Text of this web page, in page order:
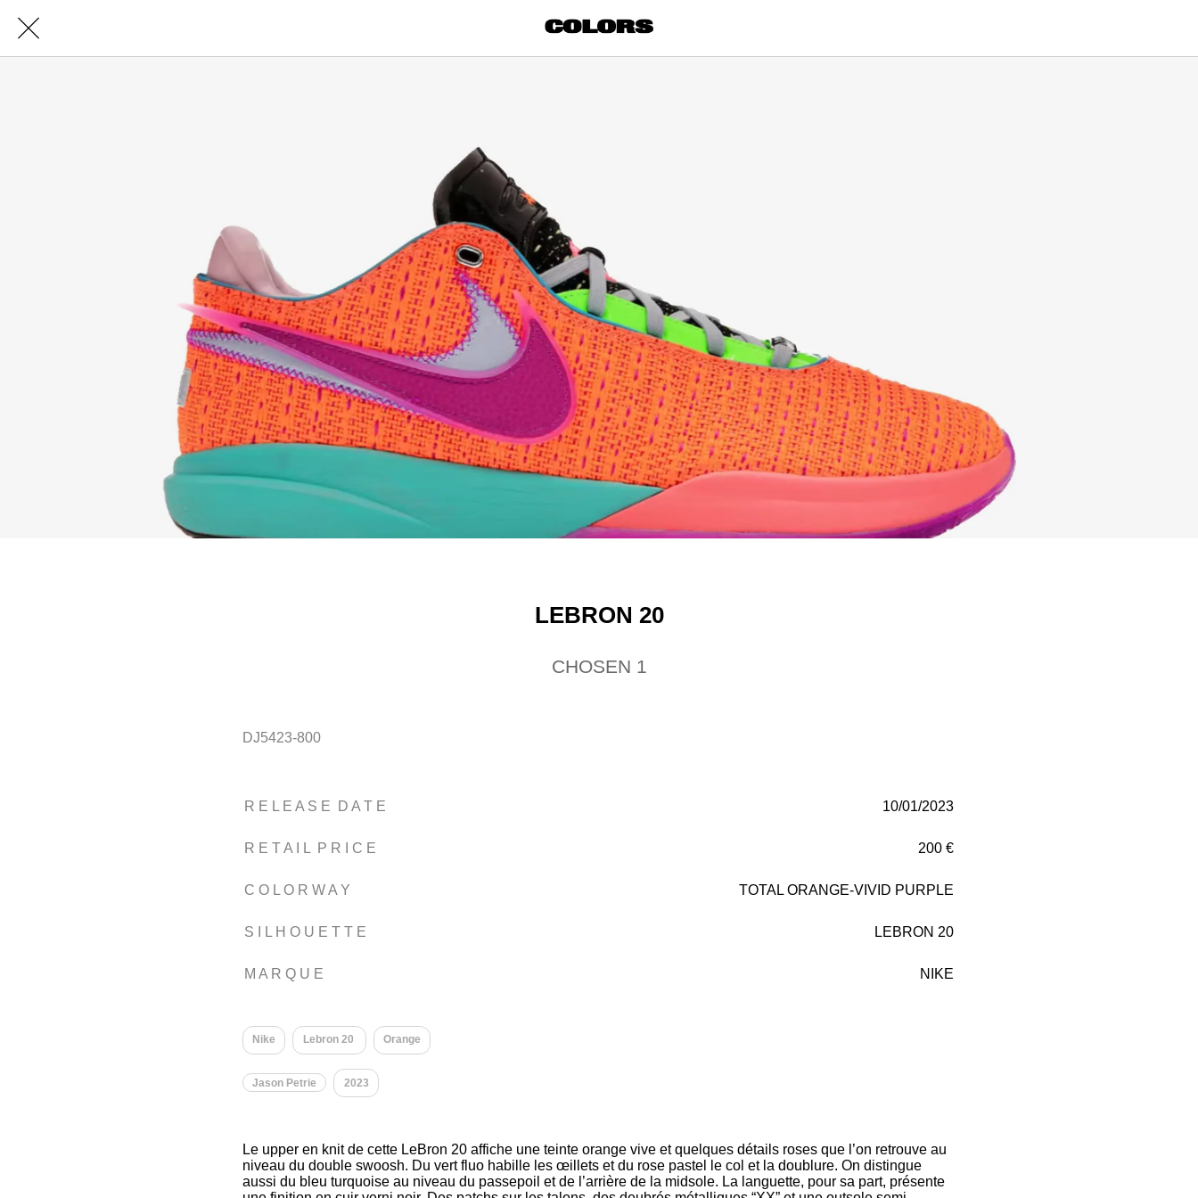
LEBRON 20
CHOSEN 1
DJ5423-800
R E L E A S E D A T E 10/01/2023
R E T A I L P R I C E 200 €
C O L O R W A Y TOTAL ORANGE-VIVID PURPLE
S I L H O U E T T E LEBRON 20
M A R Q U E NIKE
Nike Lebron 20 Orange
Jason Petrie 2023
Le upper en knit de cette LeBron 20 affiche une teinte orange vive et quelques détails roses que l’on retrouve au
niveau du double swoosh. Du vert fluo habille les œillets et du rose pastel le col et la doublure. On distingue
aussi du bleu turquoise au niveau du passepoil et de l’arrière de la midsole. La languette, pour sa part, présente